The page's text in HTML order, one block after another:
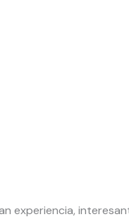
experiencia,